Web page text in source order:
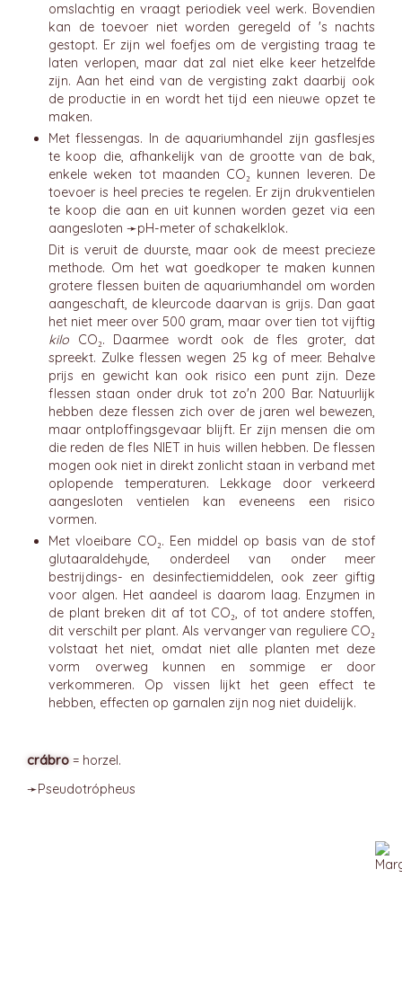
omslachtig en vraagt periodiek veel werk. Bovendien
kan de toevoer niet worden geregeld of 's nachts
gestopt. Er zijn wel foefjes om de vergisting traag te
laten verlopen, maar dat zal niet elke keer hetzelfde
zijn. Aan het eind van de vergisting zakt daarbij ook
de productie in en wordt het tijd een nieuwe opzet te
maken.
Met flessengas. In de aquariumhandel zijn gasflesjes
te koop die, afhankelijk van de grootte van de bak,
enkele weken tot maanden CO₂ kunnen leveren. De
toevoer is heel precies te regelen. Er zijn drukventielen
te koop die aan en uit kunnen worden gezet via een
aangesloten ➛pH-meterof schakelklok.
Dit is veruit de duurste, maar ook de meest precieze
methode. Om het wat goedkoper te maken kunnen
grotere flessen buiten de aquariumhandel om worden
aangeschaft, de kleurcode daarvan is grijs. Dan gaat
het niet meer over 500 gram, maar over tien tot vijftig
kilo CO₂. Daarmee wordt ook de fles groter, dat
spreekt. Zulke flessen wegen 25 kg of meer. Behalve
prijs en gewicht kan ook risico een punt zijn. Deze
flessen staan onder druk tot zo'n 200 Bar. Natuurlijk
hebben deze flessen zich over de jaren wel bewezen,
maar ontploffingsgevaar blijft. Er zijn mensen die om
die reden de fles NIET in huis willen hebben. De flessen
mogen ook niet in direkt zonlicht staan in verband met
oplopende temperaturen. Lekkage door verkeerd
aangesloten ventielen kan eveneens een risico
vormen.
Met vloeibare CO₂. Een middel op basis van de stof
glutaaraldehyde, onderdeel van onder meer
bestrijdings- en desinfectiemiddelen, ook zeer giftig
voor algen. Het aandeel is daarom laag. Enzymen in
de plant breken dit af tot CO₂, of tot andere stoffen,
dit verschilt per plant. Als vervanger van reguliere CO₂
volstaat het niet, omdat niet alle planten met deze
vorm overweg kunnen en sommige er door
verkommeren. Op vissen lijkt het geen effect te
hebben, effecten op garnalen zijn nog niet duidelijk.
crábro = horzel.
➛Pseudotrópheus